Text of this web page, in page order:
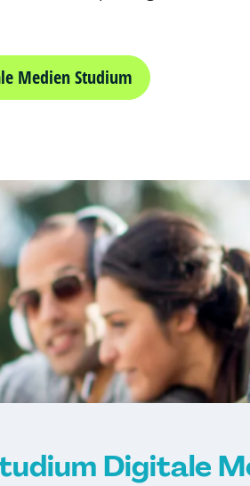
Medien Studium
Digitale